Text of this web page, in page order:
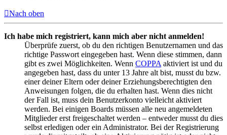
Nach oben
Ich habe mich registriert, kann mich aber nicht anmelden!
Überprüfe zuerst, ob du den richtigen Benutzernamen und das
richtige Passwort eingegeben hast. Wenn diese stimmen, dann
gibt es zwei Möglichkeiten. Wenn COPPA aktiviert ist und du
angegeben hast, dass du unter 13 Jahre alt bist, musst du bzw.
einer deiner Eltern oder deiner Erziehungsberechtigten den
Anweisungen folgen, die du erhalten hast. Wenn dies nicht
der Fall ist, muss dein Benutzerkonto vielleicht aktiviert
werden. Bei einigen Boards müssen alle neu angemeldeten
Mitglieder erst freigeschaltet werden – entweder musst du dies
selbst erledigen oder ein Administrator. Bei der Registrierung